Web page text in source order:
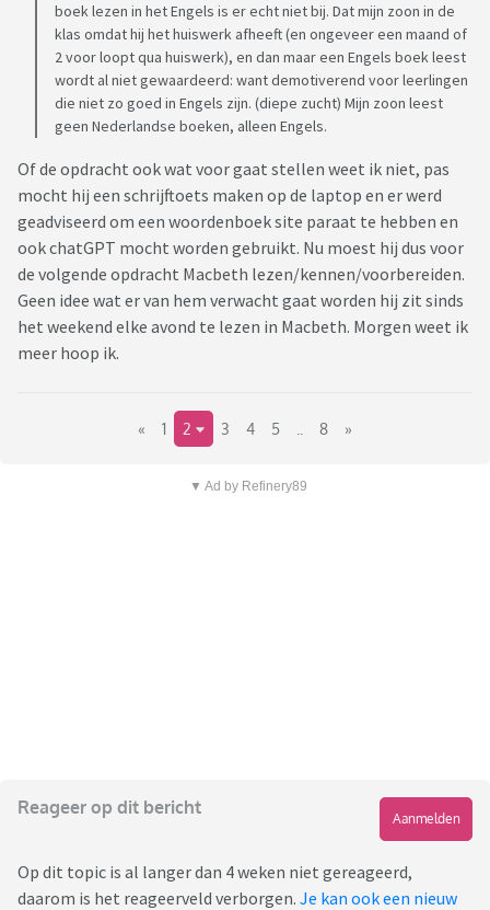
boek lezen in het Engels is er echt niet bij. Dat mijn zoon in de
klas omdat hij het huiswerk afheeft (en ongeveer een maand of
2 voor loopt qua huiswerk), en dan maar een Engels boek leest
wordt al niet gewaardeerd: want demotiverend voor leerlingen
die niet zo goed in Engels zijn. (diepe zucht) Mijn zoon leest
geen Nederlandse boeken, alleen Engels.
Of de opdracht ook wat voor gaat stellen weet ik niet, pas
mocht hij een schrijftoets maken op de laptop en er werd
geadviseerd om een woordenboek site paraat te hebben en
ook chatGPT mocht worden gebruikt. Nu moest hij dus voor
de volgende opdracht Macbeth lezen/kennen/voorbereiden.
Geen idee wat er van hem verwacht gaat worden hij zit sinds
het weekend elke avond te lezen in Macbeth. Morgen weet ik
meer hoop ik.
« 1 2 3 4 5 8 »
▼ Ad by Refinery89
Reageer op dit bericht
Aanmelden
Op dit topic is al langer dan 4 weken niet gereageerd,
daarom is het reageerveld verborgen. Je kan ook een nieuw